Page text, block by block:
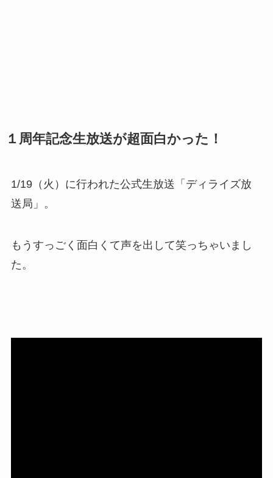
１周年記念生放送が超面白かった！
1/19（火）に行われた公式生放送「ディライズ放
送局」。
もうすっごく面白くて声を出して笑っちゃいまし
た。